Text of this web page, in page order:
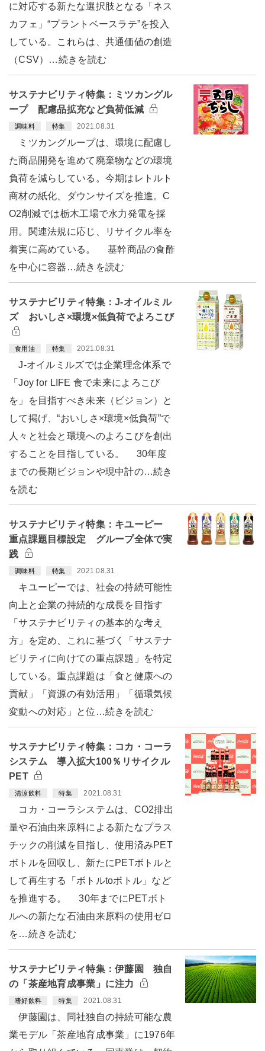
に対応する新たな選択肢となる「ネス
カフェ」“プラントベースラテ”を投入
している。これらは、共通価値の創造
（CSV）…続きを読む
サステナビリティ特集：ミツカングル
ープ 配慮品拡充など負荷低減
調味料 特集 2021.08.31
ミツカングループは、環境に配慮し
た商品開発を進めて廃棄物などの環境
負荷を減らしている。今期はレトルト
商材の紙化、ダウンサイズを推進。C
O2削減では栃木工場で水力発電を採
用。関連法規に応じ、リサイクル率を
着実に高めている。 基幹商品の食酢
を中心に容器…続きを読む
サステナビリティ特集：J-オイルミル
ズ おいしさ×環境×低負荷でよろこび
食用油 特集 2021.08.31
J-オイルミルズでは企業理念体系で
「Joy for LIFE 食で未来によろこび
を」を目指すべき未来（ビジョン）と
して掲げ、“おいしさ×環境×低負荷”で
人々と社会と環境へのよろこびを創出
することを目指している。 30年度
までの長期ビジョンや現中計の…続き
を読む
サステナビリティ特集：キユーピー
重点課題目標設定 グループ全体で実
践
調味料 特集 2021.08.31
キユーピーでは、社会の持続可能性
向上と企業の持続的な成長を目指す
「サステナビリティの基本的な考え
方」を定め、これに基づく「サステナ
ビリティに向けての重点課題」を特定
している。重点課題は「食と健康への
貢献」「資源の有効活用」「循環気候
変動への対応」と位…続きを読む
サステナビリティ特集：コカ・コーラ
システム 導入拡大100％リサイクル
PET
清涼飲料 特集 2021.08.31
コカ・コーラシステムは、CO2排出
量や石油由来原料による新たなプラス
チックの削減を目指し、使用済みPET
ボトルを回収し、新たにPETボトルと
して再生する「ボトルtoボトル」など
を推進する。 30年までにPETボト
ルへの新たな石油由来原料の使用ゼロ
を…続きを読む
サステナビリティ特集：伊藤園 独自
の「茶産地育成事業」に注力
嗜好飲料 特集 2021.08.31
伊藤園は、同社独自の持続可能な農
業モデル「茶産地育成事業」に1976年